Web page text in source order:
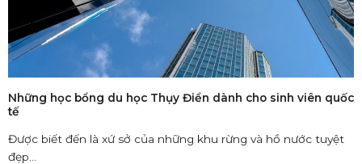
Những học bổng du học Thụy Điển dành cho sinh viên quốc
tế
Được biết đến là xứ sở của những khu rừng và hồ nước tuyệt
đẹp...